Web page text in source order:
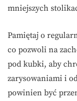
mniejszych
Pamiętaj o
co pozwoli na
pod kubki, aby
zarysowaniami i
powinien być